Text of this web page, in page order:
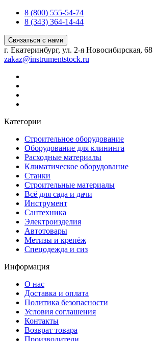
8 (800) 555-54-74
8 (343) 364-14-44
Связаться с нами
г. Екатеринбург, ул. 2-я Новосибирская, 68
zakaz@instrumentstock.ru
Категории
Строительное оборудование
Оборудование для клининга
Расходные материалы
Климатическое оборудование
Станки
Строительные материалы
Всё для сада и дачи
Инструмент
Сантехника
Электроизделия
Автотовары
Метизы и крепёж
Спецодежда и сиз
Информация
О нас
Доставка и оплата
Политика безопасности
Условия соглашения
Контакты
Возврат товара
Производители